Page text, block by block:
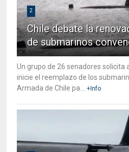
2
Chile debate la
de submarinos
Un grupo de 26 senadores solicita
inicie el reemplazo de los
Armada de Chile pa...
+Info